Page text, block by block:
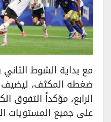
مع بداية الشوط الثاني
ضغطه المكثف، ليضيف
الرابع، مؤكداً التفوق
على جميع المستويات